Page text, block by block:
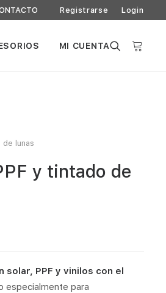
Registrarse Login
MI CUENTA
de lunas
y tintado de
PPF y vinilos con el
especialmente para